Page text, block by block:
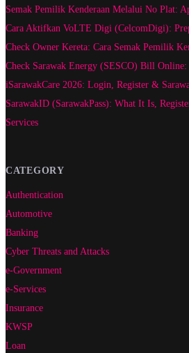
Semak Pemilik Kenderaan Melalui No Plat:
Cara Aktifkan VoLTE Digi (CelcomDigi):
Check Owner Kereta: Cara Semak Pemilik
Check Sarawak Energy (SESCO) Bill
iSarawakCare 2026: Login, Register &
SarawakID (SarawakPass): What It Is,
Services
CATEGORY
Authentication
Automotive
Banking
Cyber Threats and Attacks
e-Government
e-Services
Insurance
KWSP
Loan